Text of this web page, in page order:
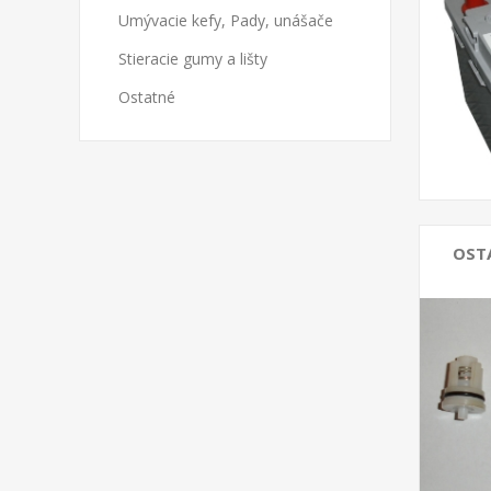
Umývacie kefy, Pady, unášače
Stieracie gumy a lišty
Ostatné